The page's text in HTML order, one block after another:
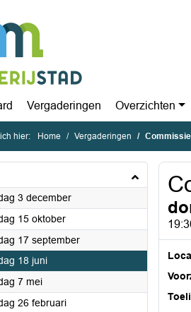
Vergaderingen Overzichten
hier: Home Vergaderingen
3 december2026
15 oktober2026
17 september2026
18 juni2026
7 mei2026
26 februari2026